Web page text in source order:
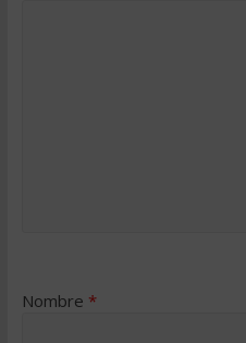
Nombre *